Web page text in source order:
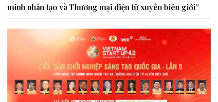
minh nhân tạo và Thương mại điện tử xuyên biên giới”